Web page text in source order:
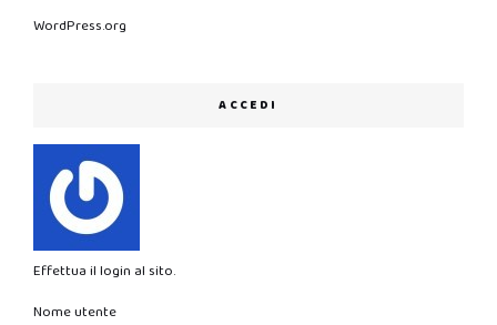
WordPress.org
ACCEDI
Effettua il login al sito.
Nome utente